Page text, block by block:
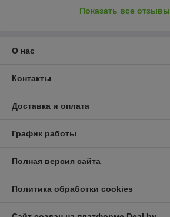
Показать все отзывы
О нас
Контакты
Доставка и оплата
График работы
Полная версия сайта
Политика обработки cookies